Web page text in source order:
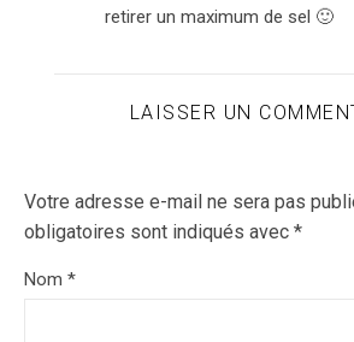
retirer un maximum de sel 🙂
LAISSER UN
Votre adresse e-mail ne sera pas
obligatoires sont indiqués avec *
Nom *